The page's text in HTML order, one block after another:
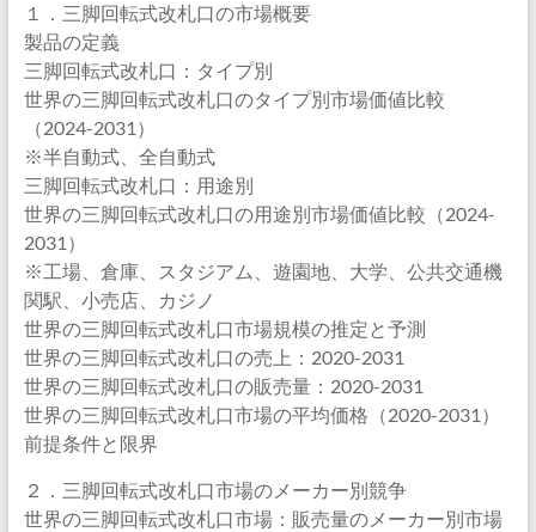
１．三脚回転式改札口の市場概要
製品の定義
三脚回転式改札口：タイプ別
世界の三脚回転式改札口のタイプ別市場価値比較
（2024-2031）
※半自動式、全自動式
三脚回転式改札口：用途別
世界の三脚回転式改札口の用途別市場価値比較（2024-
2031）
※工場、倉庫、スタジアム、遊園地、大学、公共交通機
関駅、小売店、カジノ
世界の三脚回転式改札口市場規模の推定と予測
世界の三脚回転式改札口の売上：2020-2031
世界の三脚回転式改札口の販売量：2020-2031
世界の三脚回転式改札口市場の平均価格（2020-2031）
前提条件と限界
２．三脚回転式改札口市場のメーカー別競争
世界の三脚回転式改札口市場：販売量のメーカー別市場